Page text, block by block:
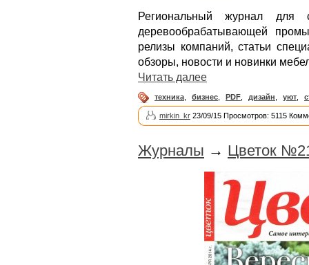
Региональный журнал для
деревообрабатывающей
релизы компаний, статьи
обзоры, новости и новинки
Читать далее
техника бизнес PDF дизайн уют
mirkin_kr 23/09/15 Просмотров: 5115
Журналы → Цветок